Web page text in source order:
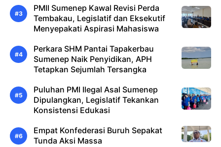
PMII Sumenep Kawal Revisi Perda
Tembakau, Legislatif dan Eksekutif
Menyepakati Aspirasi Mahasiswa
Perkara SHM Pantai Tapakerbau
Sumenep Naik Penyidikan, APH
Tetapkan Sejumlah Tersangka
Puluhan PMI Ilegal Asal Sumenep
Dipulangkan, Legislatif Tekankan
Konsistensi Edukasi
Empat Konfederasi Buruh Sepakat
Tunda Aksi Massa